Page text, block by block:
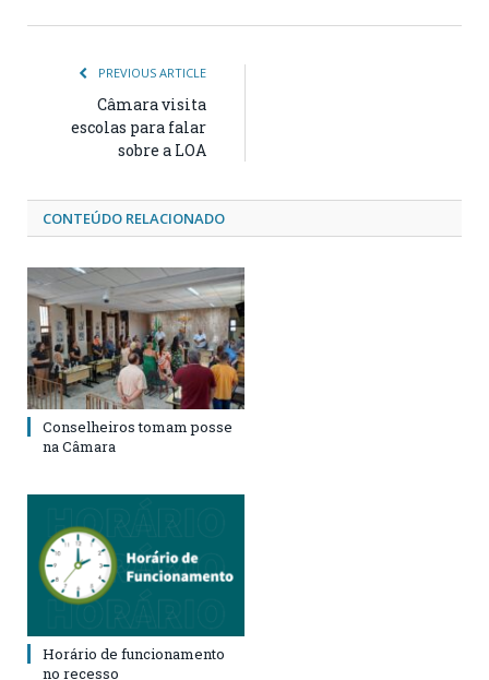
PREVIOUS ARTICLE
Câmara visita
escolas para falar
sobre a LOA
CONTEÚDO RELACIONADO
Conselheiros tomam posse
na Câmara
Horário de funcionamento
no recesso